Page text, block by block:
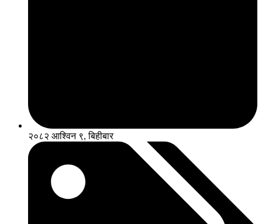
२०८२ आश्विन ९, बिहीबार